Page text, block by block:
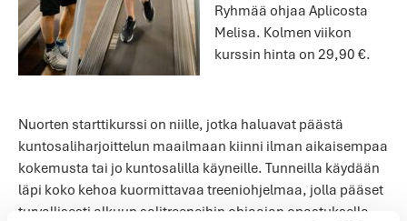
Ryhmää ohjaa Aplicosta
Melisa. Kolmen viikon
kurssin hinta on 29,90 €.
Nuorten starttikurssi on niille, jotka haluavat päästä
kuntosaliharjoittelun maailmaan kiinni ilman aikaisempaa
kokemusta tai jo kuntosalilla käyneille. Tunneilla käydään
läpi koko kehoa kuormittavaa treeniohjelmaa, jolla pääset
turvallisesti alkuun salitreeneihin ohjaajan opastuksella.